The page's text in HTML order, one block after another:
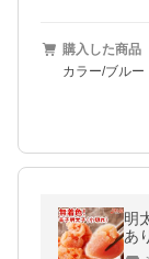
購入した商品
カラー/ブルー
明
あ
料